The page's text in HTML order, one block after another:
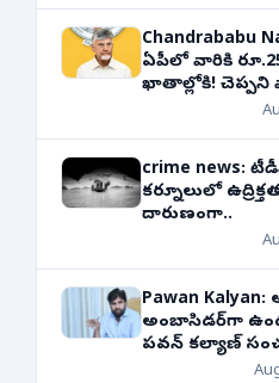
Chandrababu
ఏపీలో వారికి
ఖాతాల్లోకి!
crime news:
కర్నూలులో
దారుణంగా..
Pawan
అంబాసిడర్‌గా ఉండటం
పవన్ కల్యాణ్